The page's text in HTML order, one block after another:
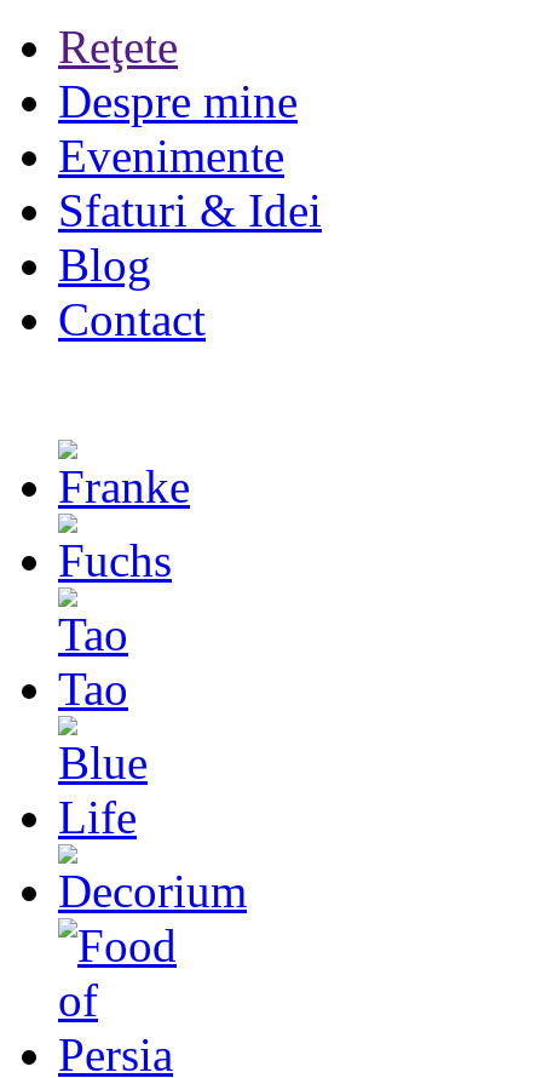
Reţete
Despre mine
Evenimente
Sfaturi & Idei
Blog
Contact